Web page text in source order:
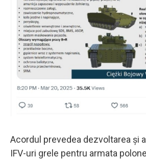
Acordul prevedea dezvoltarea și
IFV-uri grele pentru armata